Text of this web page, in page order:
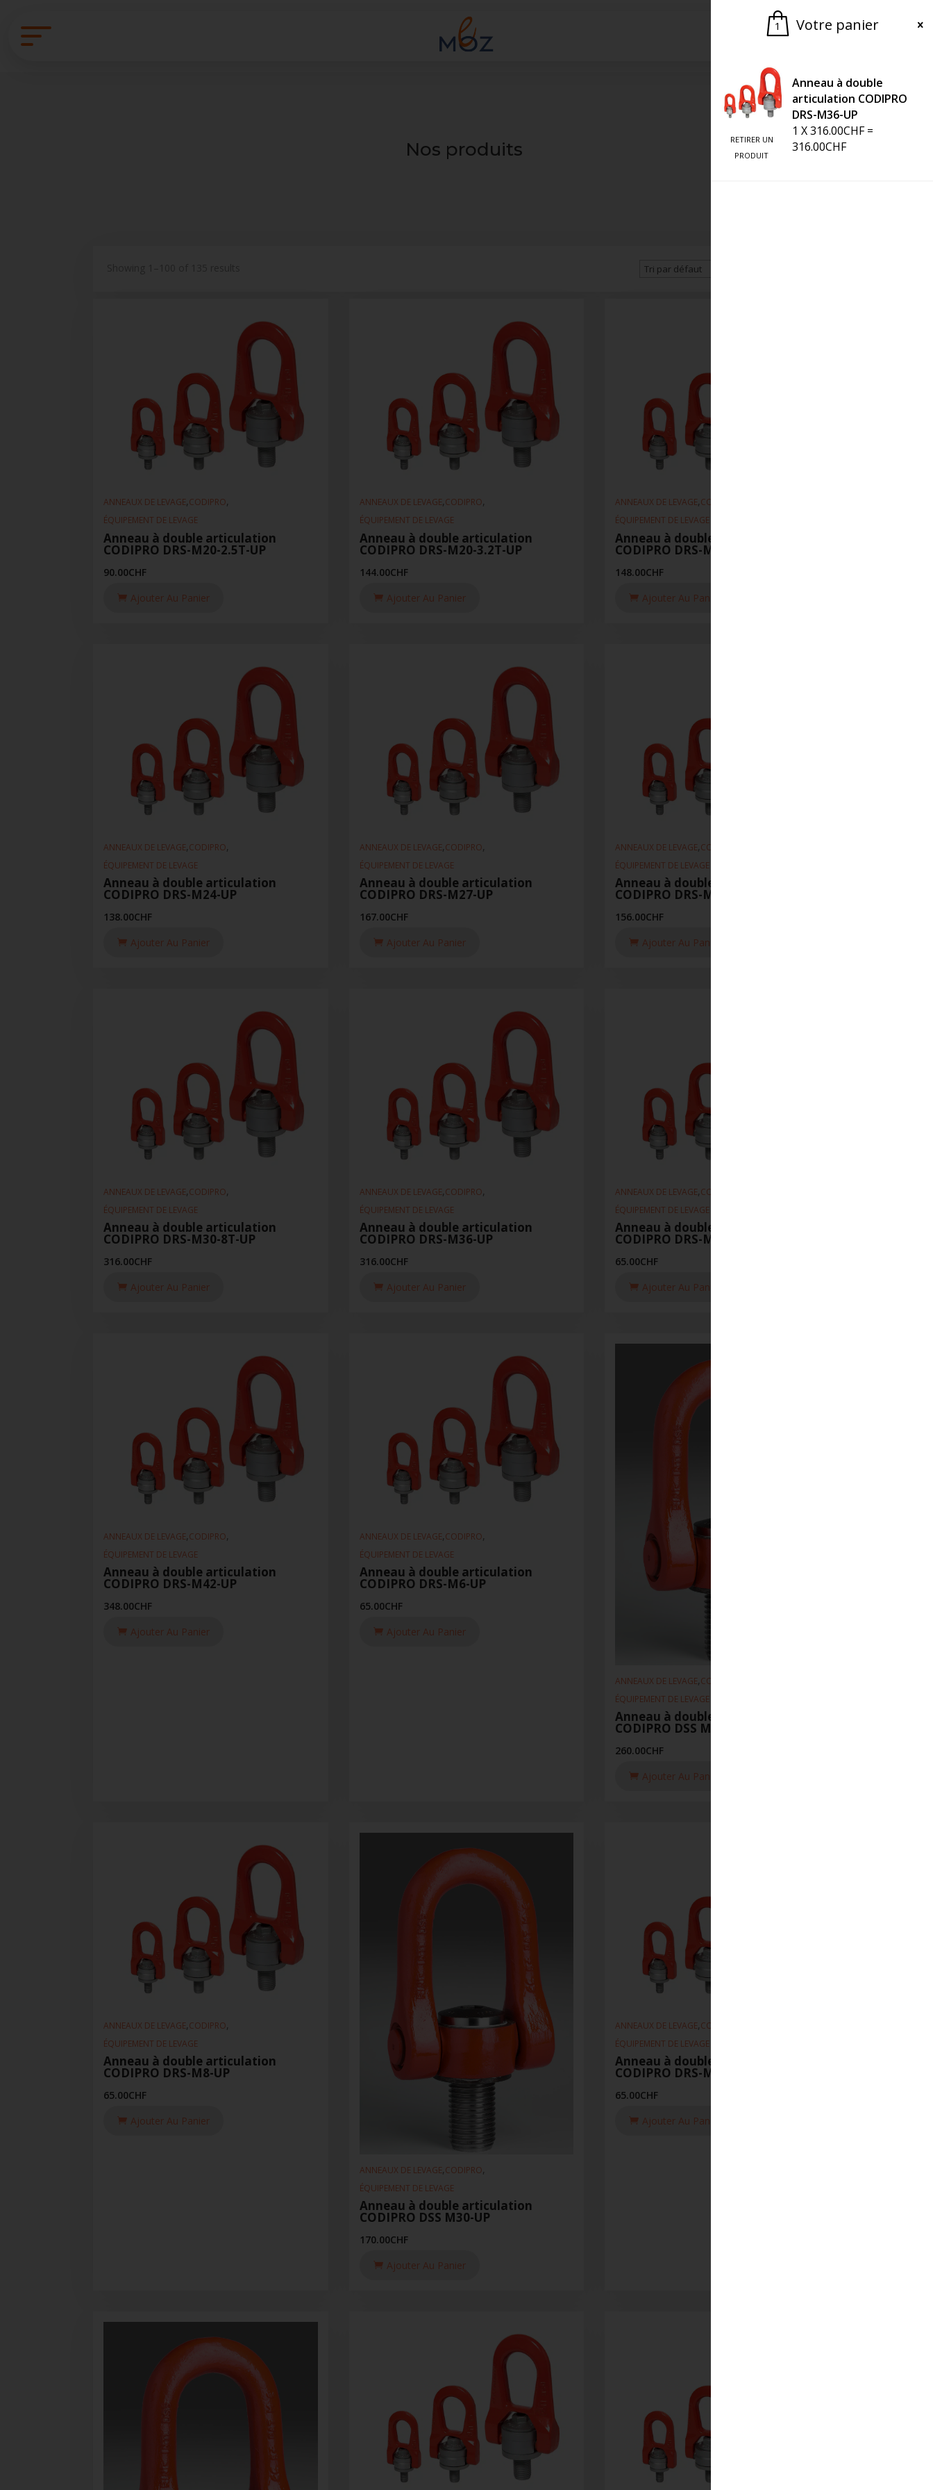
Demander une offre
Nos produits
ANNEAUX DE LEVAGE,CODIPRO,
ÉQUIPEMENT DE LEVAGE
Anneau à double articulation
CODIPRO DRS-M20-2.5T-UP
90.00CHF
Ajouter Au Panier
ANNEAUX DE LEVAGE,CODIPRO,
ÉQUIPEMENT DE LEVAGE
Anneau à double articulation
CODIPRO DRS-M20-3.2T-UP
144.00CHF
Ajouter Au Panier
ANNEAUX DE LEVAGE,CODIPRO
ÉQUIPEMENT DE LEVAGE
Anneau à double articulation
CODIPRO DRS-M22-UP
148.00CHF
Ajouter Au Panier
ANNEAUX DE LEVAGE,CODIPRO,
ÉQUIPEMENT DE LEVAGE
Anneau à double articulation
CODIPRO DRS-M24-UP
138.00CHF
Ajouter Au Panier
ANNEAUX DE LEVAGE,CODIPRO,
ÉQUIPEMENT DE LEVAGE
Anneau à double articulation
CODIPRO DRS-M27-UP
167.00CHF
Ajouter Au Panier
ANNEAUX DE LEVAGE,CODIPRO
ÉQUIPEMENT DE LEVAGE
Anneau à double articulation
CODIPRO DRS-M30-6.3T-UP
156.00CHF
Ajouter Au Panier
ANNEAUX DE LEVAGE,CODIPRO,
ÉQUIPEMENT DE LEVAGE
Anneau à double articulation
CODIPRO DRS-M30-8T-UP
316.00CHF
Ajouter Au Panier
ANNEAUX DE LEVAGE,CODIPRO,
ÉQUIPEMENT DE LEVAGE
Anneau à double articulation
CODIPRO DRS-M36-UP
316.00CHF
Ajouter Au Panier
ANNEAUX DE LEVAGE,CODIPRO
ÉQUIPEMENT DE LEVAGE
Anneau à double articulation
CODIPRO DRS-M5-UP
65.00CHF
Ajouter Au Panier
ANNEAUX DE LEVAGE,CODIPRO,
ÉQUIPEMENT DE LEVAGE
Anneau à double articulation
CODIPRO DRS-M42-UP
348.00CHF
Ajouter Au Panier
ANNEAUX DE LEVAGE,CODIPRO,
ÉQUIPEMENT DE LEVAGE
Anneau à double articulation
CODIPRO DRS-M6-UP
65.00CHF
Ajouter Au Panier
ANNEAUX DE LEVAGE,CODIPRO
ÉQUIPEMENT DE LEVAGE
Anneau à double articulation
CODIPRO DSS M24-UP
260.00CHF
Ajouter Au Panier
ANNEAUX DE LEVAGE,CODIPRO,
ÉQUIPEMENT DE LEVAGE
Anneau à double articulation
CODIPRO DRS-M8-UP
65.00CHF
Ajouter Au Panier
ANNEAUX DE LEVAGE,CODIPRO,
ÉQUIPEMENT DE LEVAGE
Anneau à double articulation
CODIPRO DSS M30-UP
170.00CHF
Ajouter Au Panier
ANNEAUX DE LEVAGE,CODIPRO
ÉQUIPEMENT DE LEVAGE
Anneau à double articulation
CODIPRO DRS-M10-UP
65.00CHF
Ajouter Au Panier
1 Votre panier
RETIRER UN
PRODUIT
Anneau à double
articulation CODIPRO
DRS-M36-UP
1 X316.00CHF =
316.00CHF